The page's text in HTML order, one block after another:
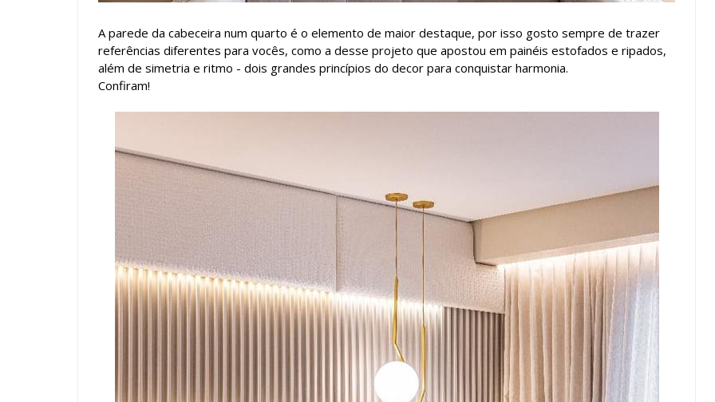
A parede da cabeceira num quarto é o elemento de maior destaque, por isso gosto sempre de trazer
referências diferentes para vocês, como a desse projeto que apostou em painéis estofados e ripados,
além de simetria e ritmo - dois grandes princípios do decor para conquistar harmonia.
Confiram!